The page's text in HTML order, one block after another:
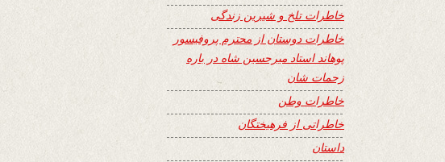
خاطرات تلخ و شیرین زندگی
خاطرات دوستان از محترم پروفیسور
پوهاند استاد میرحسین شاه در باره
زحمات شان
خاطرات وطن
خاطراتی از فرهیختگان
داستان